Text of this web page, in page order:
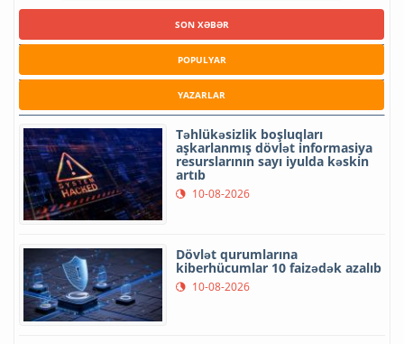
SON XƏBƏR
POPULYAR
YAZARLAR
Təhlükəsizlik boşluqları
aşkarlanmış dövlət informasiya
resurslarının sayı iyulda kəskin
artıb
10-08-2026
Dövlət qurumlarına
kiberhücumlar 10 faizədək azalıb
10-08-2026